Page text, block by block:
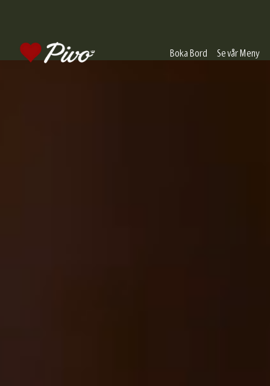
Boka Bord Se vår Meny